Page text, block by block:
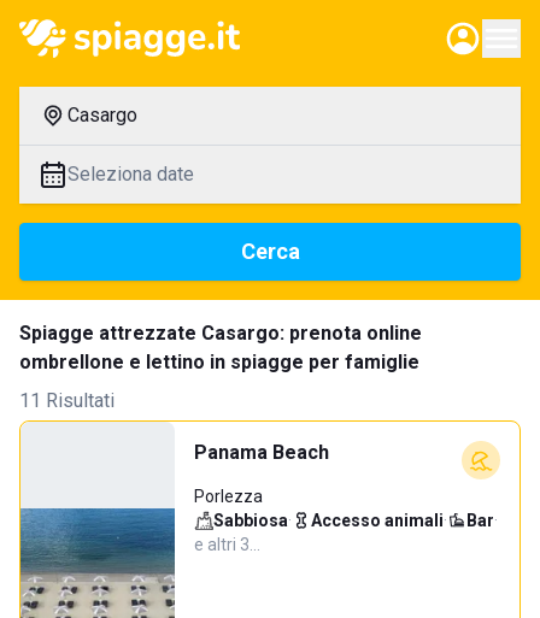
Casargo
Seleziona date
Cerca
Spiagge attrezzate Casargo: prenota online
ombrellone e lettino in spiagge per famiglie
11 Risultati
Panama Beach
Porlezza
Sabbiosa· Accesso animali· Bar·
e altri 3…